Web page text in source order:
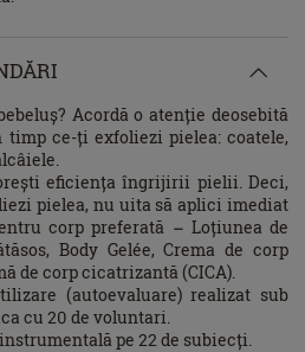
Acordă o atenție deosebită
ce-ți exfoliezi pielea: coatele,
eficiența îngrijirii pielii. Deci,
pielea, nu uita să aplici imediat
corp preferată – Loțiunea de
Body Gelée, Crema de corp
de corp cicatrizantă (CICA).
(autoevaluare) realizat sub
cu 20 de voluntari.
pe 22 de subiecți.